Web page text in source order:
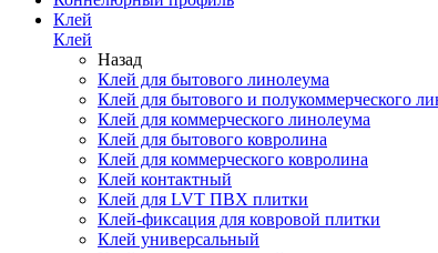
Клей
Клей
Назад
Клей для бытового линолеума
Клей для бытового и полукоммерческого
Клей для коммерческого линолеума
Клей для бытового ковролина
Клей для коммерческого ковролина
Клей контактный
Клей для LVT ПВХ плитки
Клей-фиксация для ковровой плитки
Клей универсальный